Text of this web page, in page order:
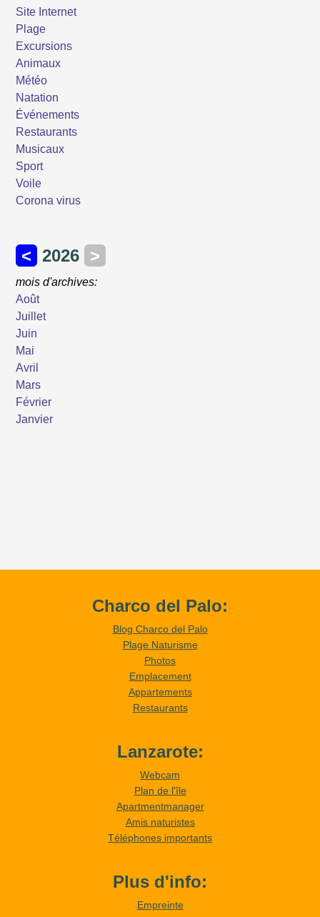
Site Internet
Plage
Excursions
Animaux
Météo
Natation
Événements
Restaurants
Musicaux
Sport
Voile
Corona virus
Charco del Palo:
Blog Charco del Palo
Plage Naturisme
Photos
Emplacement
Appartements
Restaurants
Lanzarote:
Webcam
Plan de l'île
Apartmentmanager
Amis naturistes
Téléphones importants
Plus d'info:
Empreinte